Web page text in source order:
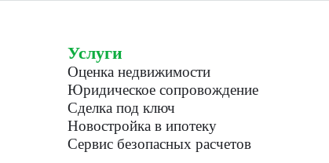
Услуги
Оценка недвижимости
Юридическое сопровождение
Сделка под ключ
Новостройка в ипотеку
Сервис безопасных расчетов